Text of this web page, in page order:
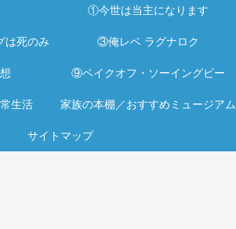
①今世は当主になります
は死のみ ③俺レベ ラグナロク
⑨ベイクオフ・ソーイングビー
生活 家族の本棚／おすすめミュージアム
サイトマップ